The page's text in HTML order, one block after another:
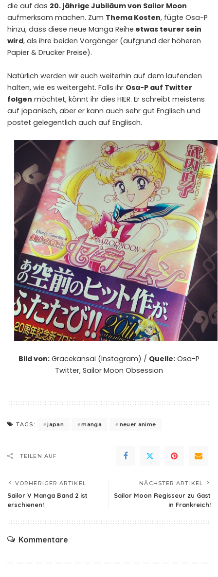
die auf das 20. jährige Jubiläum von Sailor Moon
aufmerksam machen. Zum Thema Kosten, fügte Osa-P
hinzu, dass diese neue Manga Reihe etwas teurer sein
wird, als ihre beiden Vorgänger (aufgrund der höheren
Papier & Drucker Preise).
Natürlich werden wir euch weiterhin auf dem laufenden
halten, wie es weitergeht. Falls ihr Osa-P auf Twitter
folgen möchtet, könnt ihr dies HIER. Er schreibt meistens
auf japanisch, aber er kann auch sehr gut Englisch und
postet gelegentlich auch auf Englisch.
Bild von: Gracekansai (Instagram) / Quelle: Osa-P
Twitter, Sailor Moon Obsession
TAGS: japan manga neuer anime
TEILEN AUF
VORHERIGER ARTIKEL
Sailor V Manga Band 2 ist
erschienen!
NÄCHSTER ARTIKEL
Sailor Moon Regisseur zu Gast
in Frankreich!
Kommentare